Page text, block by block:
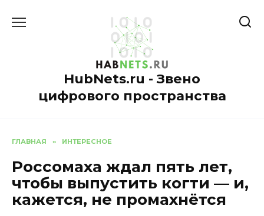
HubNets.ru - Звено
цифрового пространства
ГЛАВНАЯ » ИНТЕРЕСНОЕ
Россомаха ждал пять лет,
чтобы выпустить когти — и,
кажется, не промахнётся